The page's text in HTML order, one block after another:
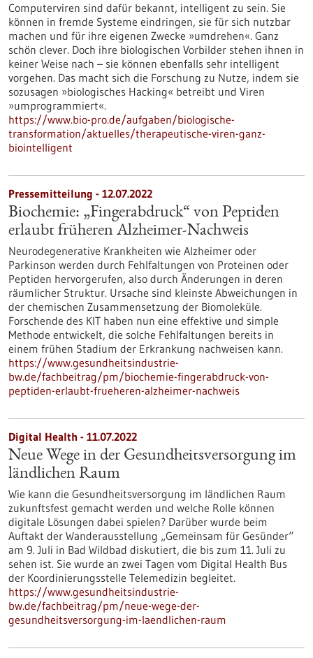
Computerviren sind dafür bekannt, intelligent zu sein. Sie
können in fremde Systeme eindringen, sie für sich nutzbar
machen und für ihre eigenen Zwecke »umdrehen«. Ganz
schön clever. Doch ihre biologischen Vorbilder stehen ihnen in
keiner Weise nach – sie können ebenfalls sehr intelligent
vorgehen. Das macht sich die Forschung zu Nutze, indem sie
sozusagen »biologisches Hacking« betreibt und Viren
»umprogrammiert«.
https://www.bio-pro.de/aufgaben/biologische-
transformation/aktuelles/therapeutische-viren-ganz-
biointelligent
Pressemitteilung - 12.07.2022
Biochemie: „Fingerabdruck“ von Peptiden
erlaubt früheren Alzheimer-Nachweis
Neurodegenerative Krankheiten wie Alzheimer oder
Parkinson werden durch Fehlfaltungen von Proteinen oder
Peptiden hervorgerufen, also durch Änderungen in deren
räumlicher Struktur. Ursache sind kleinste Abweichungen in
der chemischen Zusammensetzung der Biomoleküle.
Forschende des KIT haben nun eine effektive und simple
Methode entwickelt, die solche Fehlfaltungen bereits in
einem frühen Stadium der Erkrankung nachweisen kann.
https://www.gesundheitsindustrie-
bw.de/fachbeitrag/pm/biochemie-fingerabdruck-von-
peptiden-erlaubt-frueheren-alzheimer-nachweis
Digital Health - 11.07.2022
Neue Wege in der Gesundheitsversorgung im
ländlichen Raum
Wie kann die Gesundheitsversorgung im ländlichen Raum
zukunftsfest gemacht werden und welche Rolle können
digitale Lösungen dabei spielen? Darüber wurde beim
Auftakt der Wanderausstellung „Gemeinsam für Gesünder“
am 9. Juli in Bad Wildbad diskutiert, die bis zum 11. Juli zu
sehen ist. Sie wurde an zwei Tagen vom Digital Health Bus
der Koordinierungsstelle Telemedizin begleitet.
https://www.gesundheitsindustrie-
bw.de/fachbeitrag/pm/neue-wege-der-
gesundheitsversorgung-im-laendlichen-raum